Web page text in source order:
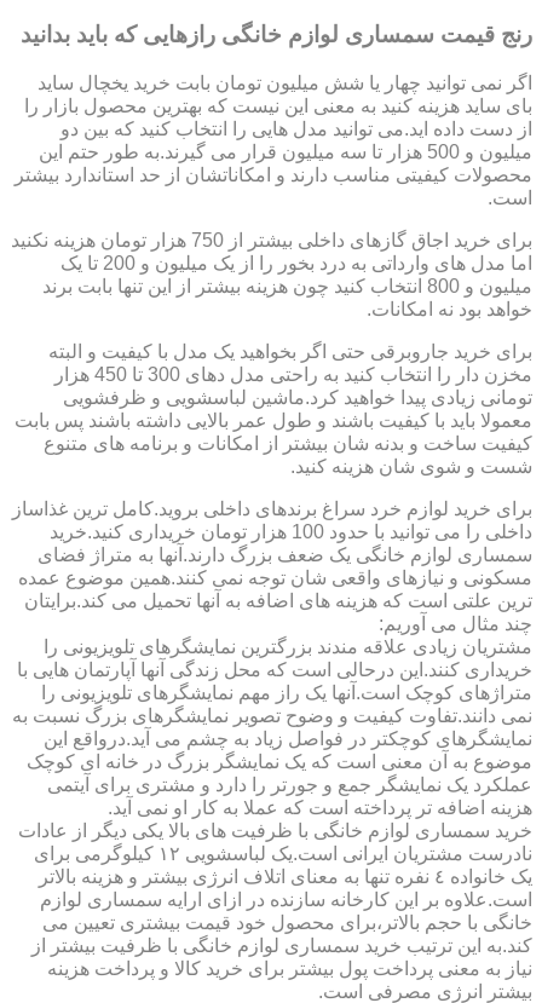
رنج قیمت سمساری لوازم خانگی رازهایی که باید بدانید
اگر نمی توانید چهار یا شش میلیون تومان بابت خرید یخچال ساید
بای ساید هزینه کنید به معنی این نیست که بهترین محصول بازار را
از دست داده اید.می توانید مدل هایی را انتخاب کنید که بین دو
میلیون و 500 هزار تا سه میلیون قرار می گیرند.به طور حتم این
محصولات کیفیتی مناسب دارند و امکاناتشان از حد استاندارد بیشتر
است.
برای خرید اجاق گازهای داخلی بیشتر از 750 هزار تومان هزینه نکنید
اما مدل های وارداتی به درد بخور را از یک میلیون و 200 تا یک
میلیون و 800 انتخاب کنید چون هزینه بیشتر از این تنها بابت برند
خواهد بود نه امکانات.
برای خرید جاروبرقی حتی اگر بخواهید یک مدل با کیفیت و البته
مخزن دار را انتخاب کنید به راحتی مدل دهای 300 تا 450 هزار
تومانی زیادی پیدا خواهید کرد.ماشین لباسشویی و ظرفشویی
معمولا باید با کیفیت باشند و طول عمر بالایی داشته باشند پس بابت
کیفیت ساخت و بدنه شان بیشتر از امکانات و برنامه های متنوع
شست و شوی شان هزینه کنید.
برای خرید لوازم خرد سراغ برندهای داخلی بروید.کامل ترین غذاساز
داخلی را می توانید با حدود 100 هزار تومان خریداری کنید.خرید
سمساری لوازم خانگی یک ضعف بزرگ دارند.آنها به متراژ فضای
مسکونی و نیازهای واقعی شان توجه نمی کنند.همین موضوع عمده
ترین علتی است که هزینه های اضافه به آنها تحمیل می کند.برایتان
چند مثال می آوریم:
مشتریان زیادی علاقه مندند بزرگترین نمایشگرهای تلویزیونی را
خریداری کنند.این درحالی است که محل زندگی آنها آپارتمان هایی با
متراژهای کوچک است.آنها یک راز مهم نمایشگرهای تلویزیونی را
نمی دانند.تفاوت کیفیت و وضوح تصویر نمایشگرهای بزرگ نسبت به
نمایشگرهای کوچکتر در فواصل زیاد به چشم می آید.درواقع این
موضوع به آن معنی است که یک نمایشگر بزرگ در خانه ای کوچک
عملکرد یک نمایشگر جمع و جورتر را دارد و مشتری برای آیتمی
هزینه اضافه تر پرداخته است که عملا به کار او نمی آید.
خرید سمساری لوازم خانگی با ظرفیت های بالا یکی دیگر از عادات
نادرست مشتریان ایرانی است.یک لباسشویی ١٢ کیلوگرمی برای
یک خانواده ٤ نفره تنها به معنای اتلاف انرژی بیشتر و هزینه بالاتر
است.علاوه بر این کارخانه سازنده در ازای ارایه سمساری لوازم
خانگی با حجم بالاتر،برای محصول خود قیمت بیشتری تعیین می
کند.به این ترتیب خرید سمساری لوازم خانگی با ظرفیت بیشتر از
نیاز به معنی پرداخت پول بیشتر برای خرید کالا و پرداخت هزینه
بیشتر انرژی مصرفی است.